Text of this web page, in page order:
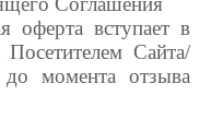
оферта вступает в
Сайта/
до момента отзыва